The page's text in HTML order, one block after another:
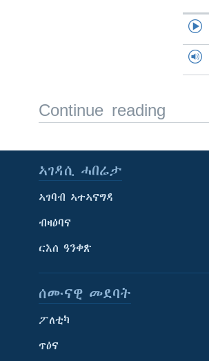
Continue reading
ኣገዳሲ ሓበሬታ
ኣገባብ ኣተኣናግዳ
ብዛዕባና
ርእሰ ዓንቀጽ
ሰሙናዊ መደባት
ፖለቲካ
ጥዕና